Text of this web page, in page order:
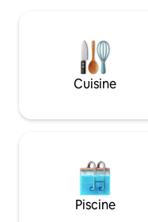
en laine. Les toilettes et
sont en bas de 4
qu'il n'y a pas de porte
Séjour minimum 1 nuit.
Cuisine
Piscine